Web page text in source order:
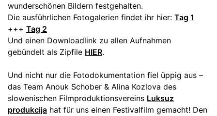
wunderschönen Bildern festgehalten.
Die ausführlichen Fotogalerien findet ihr hier: Tag 1
+++ Tag 2
Und einen Downloadlink zu allen Aufnahmen
gebündelt als Zipfile HIER.
Und nicht nur die Fotodokumentation fiel üppig aus –
das Team Anouk Schober & Alina Kozlova des
slowenischen Filmproduktionsvereins Luksuz
produkcija hat für uns einen Festivalfilm gemacht! Den